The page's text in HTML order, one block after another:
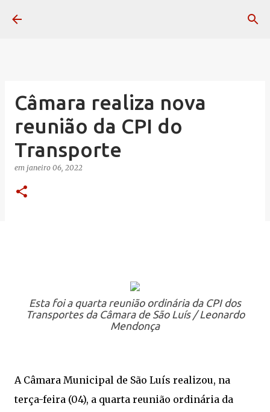
Câmara realiza nova
reunião da CPI do
Transporte
em janeiro 06, 2022
Esta foi a quarta reunião ordinária da CPI dos
Transportes da Câmara de São Luís / Leonardo
Mendonça
A Câmara Municipal de São Luís realizou, na
terça-feira (04), a quarta reunião ordinária da